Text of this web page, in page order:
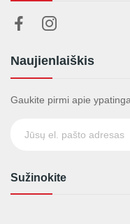
Naujienlaiškis
Gaukite pirmi apie
Sužinokite